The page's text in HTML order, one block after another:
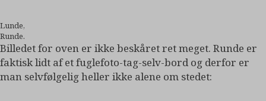
Lunde,
Runde.
Billedet for oven er ikke beskåret ret meget. Runde er
faktisk lidt af et fuglefoto-tag-selv-bord og derfor er
man selvfølgelig heller ikke alene om stedet: